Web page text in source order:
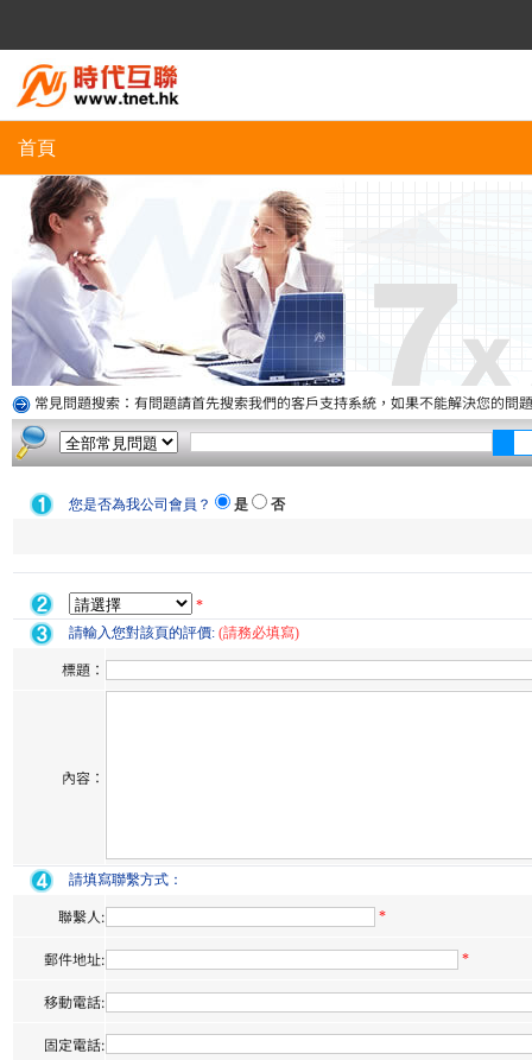
首頁
常見問題搜索：有問題請首先搜索我們的客戶支持系統，如果不能解決您的問
您是否為我公司會員？ 是 否
*
請輸入您對該頁的評價: (請務必填寫)
標題：
內容：
請填寫聯繫方式：
聯繫人: *
郵件地址: *
移動電話:
固定電話: